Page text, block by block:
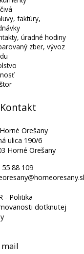
faktúry,
úradné hodiny
zber, vývoz
Kontakt
Orešany
ulica 190/6
Horné Orešany
88 109
- Politika
dotknutej
mail